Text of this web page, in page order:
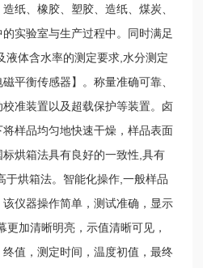
纸、橡胶、塑胶、造纸、煤炭、
实验室与生产过程中。同时满足
液体含水率的测定要求,水分测定
平衡传感器】。称量准确可靠、
准装置以及超载保护等装置。卤
样品均匀地快速干燥，样品表面
烘箱法具有良好的一致性,具有
于烘箱法。智能化操作,一般样品
仪器操作简单，测试准确，显示
加清晰明亮，示值清晰可见，
值，测定时间，温度初值，最终